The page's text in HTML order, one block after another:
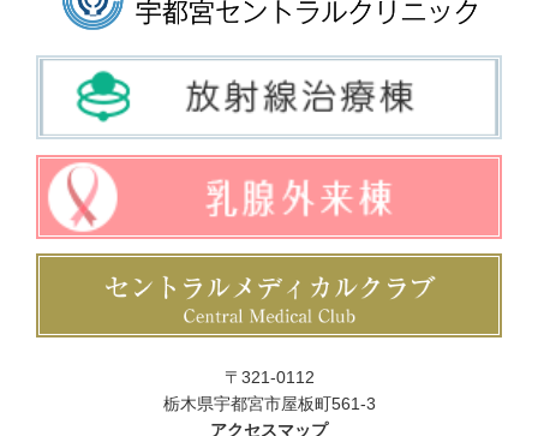
〒321-0112
栃木県宇都宮市屋板町561-3
アクセスマップ